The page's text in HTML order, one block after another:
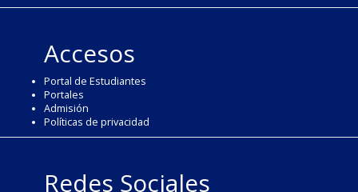
Accesos
Portal de Estudiantes
Portales
Admisión
Políticas de privacidad
Redes Sociales